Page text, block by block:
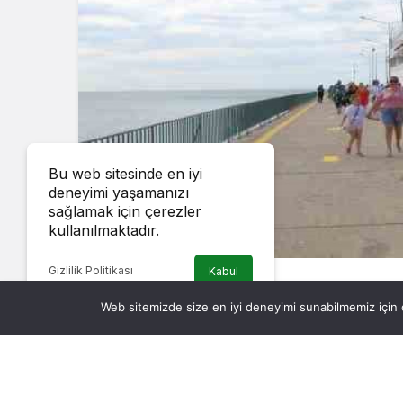
Sinop’ta kruvaziyer turizmi Ramazan
Bu web sitesinde en iyi
deneyimi yaşamanızı
sağlamak için çerezler
kullanılmaktadır.
Gizlilik Politikası Kabul
Web sitemizde size en iyi deneyimi sunabilmemiz